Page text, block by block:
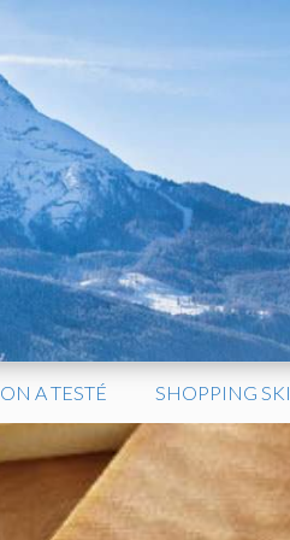
ON A TESTÉ SHOPPING SKI